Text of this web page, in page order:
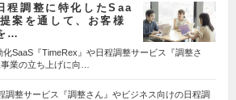
程調整に特化したSaa
案を通して、お客様
…
化SaaS『TimeRex』や日程調整サービス『調整さ
業の立ち上げに向…
調整サービス『調整さん』やビジネス向けの日程調